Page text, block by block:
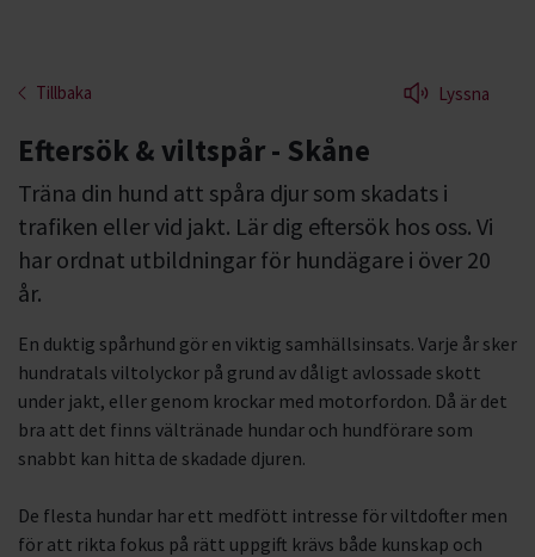
Tillbaka Lyssna
Eftersök & viltspår - Skåne
Träna din hund att spåra djur som skadats i
trafiken eller vid jakt. Lär dig eftersök hos oss. Vi
har ordnat utbildningar för hundägare i över 20
år.
En duktig spårhund gör en viktig samhällsinsats. Varje år sker
hundratals viltolyckor på grund av dåligt avlossade skott
under jakt, eller genom krockar med motorfordon. Då är det
bra att det finns vältränade hundar och hundförare som
snabbt kan hitta de skadade djuren.
De flesta hundar har ett medfött intresse för viltdofter men
för att rikta fokus på rätt uppgift krävs både kunskap och